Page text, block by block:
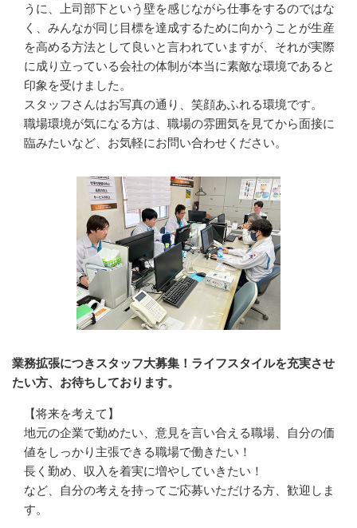
うに、上司部下という壁を感じながら仕事をするのではな
く、みんなが同じ目標を達成するために向かうことが生産
を高める方法として良いと言われていますが、それが実際
に成り立っている会社の体制が本当に素敵な環境であると
印象を受けました。
スタッフさんはお写真の通り、笑顔あふれる環境です。
職場環境が気になる方は、職場の雰囲気を見てから面接に
臨みたいなど、お気軽にお問い合わせください。
業務拡張につきスタッフ大募集！ライフスタイルを充実させ
たい方、お待ちしております。
【将来を考えて】
地元の企業で勤めたい、意見を言い合える職場、自分の価
値をしっかり主張できる職場で働きたい！
長く勤め、収入を着実に増やしていきたい！
など、自分の考えを持ってご応募いただける方、歓迎しま
す。